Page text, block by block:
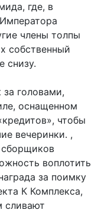
где, в
члены толпы
собственный
снизу.
головами,
оснащенном
чтобы
вечеринки. ,
сборщиков
воплотить
за поимку
К Комплекса,
сливают